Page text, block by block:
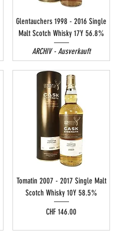
Glentauchers 1998 - 2016 Single
Malt Scotch Whisky 17Y 56.8%
ARCHIV - Ausverkauft
Tomatin 2007 - 2017 Single Malt
Scotch Whisky 10Y 58.5%
Preis
CHF 146.00